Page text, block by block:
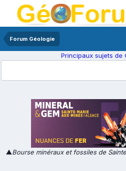
Forum Géologie
Principaux sujets de
▲Bourse minéraux et fossiles de